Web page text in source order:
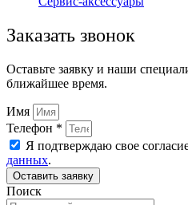
Заказать звонок
Оставьте заявку и наши
ближайшее время.
Имя
Телефон *
Я подтверждаю свое
данных.
Оставить заявку
Поиск